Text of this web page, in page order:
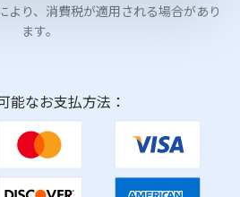
より、消費税が適用される場合があり
ます。
能なお支払方法：